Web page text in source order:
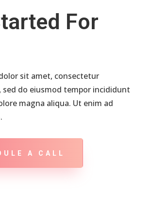
For
sit amet, consectetur
sed do eiusmod tempor incididunt
magna aliqua. Ut enim ad
A CALL